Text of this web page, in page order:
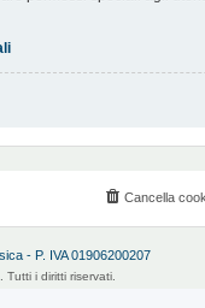
Cancella
- P. IVA 01906200207
Tutti i diritti riservati.